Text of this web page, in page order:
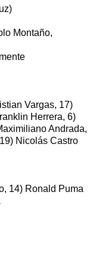
Montaño,
Vargas, 17)
Herrera, 6)
Andrada,
Nicolás Castro
14) Ronald Puma